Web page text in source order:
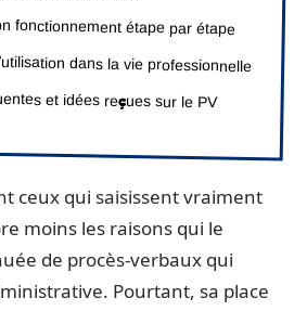
fonctionnement étape par étape
dans la vie professionnelle
et idées reçues sur le PV
ceux qui saisissent vraiment
moins les raisons qui le
de procès-verbaux qui
Pourtant, sa place